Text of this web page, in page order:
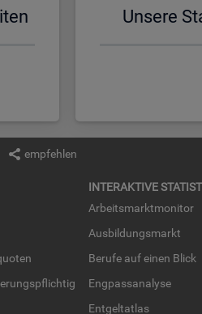
Un­se­re
empfehlen
IN­TER­AK­TI­VE
Ar­beits­markt­mo­ni­tor
Aus­bil­dungs­markt
Be­ru­fe auf einen Blick
Eng­pass­ana­ly­se
Ent­gel­t­at­las